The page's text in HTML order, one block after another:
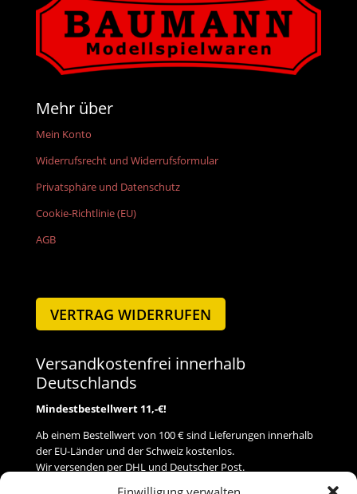
Mehr über
Mein Konto
Widerrufsrecht und Widerrufsformular
Privatsphäre und Datenschutz
Cookie-Richtlinie (EU)
AGB
VERTRAG WIDERRUFEN
Versandkostenfrei innerhalb
Deutschlands
Mindestbestellwert 11,-€!
Ab einem Bestellwert von 100 € sind Lieferungen innerhalb
der EU-Länder und der Schweiz kostenlos.
Wir versenden per DHL und Deutscher Post.